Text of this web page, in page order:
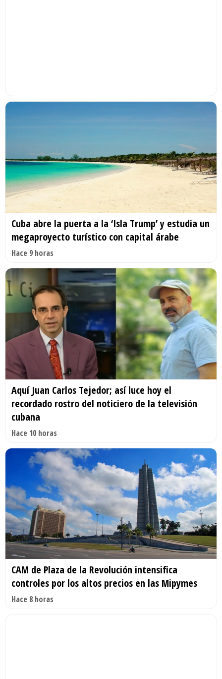
Cuba abre la puerta a la ‘Isla Trump’ y estudia un
megaproyecto turístico con capital árabe
Hace 9 horas
Aquí Juan Carlos Tejedor; así luce hoy el
recordado rostro del noticiero de la televisión
cubana
Hace 10 horas
CAM de Plaza de la Revolución intensifica
controles por los altos precios en las Mipymes
Hace 8 horas